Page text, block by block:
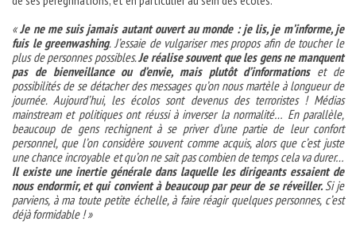
«Je ne me suis jamais autant ouvert au monde : je lis, je m’informe, je
fuis le greenwashing. J’essaie de vulgariser mes propos afin de toucher le
plus de personnes possibles.Je réalise souvent que les gens ne manquent
pas de bienveillance ou d’envie, mais plutôt d’informationset de
possibilités de se détacher des messages qu’on nous martèle à longueur de
journée. Aujourd’hui, les écolos sont devenus des terroristes ! Médias
mainstream et politiques ont réussi à inverser la normalité… En parallèle,
beaucoup de gens rechignent à se priver d’une partie de leur confort
personnel, que l’on considère souvent comme acquis, alors que c’est juste
une chance incroyable et qu’on ne sait pas combien de temps cela va durer…
Il existe une inertie générale dans laquelle les dirigeants essaient de
nous endormir, et qui convient à beaucoup par peur de se réveiller. Si je
parviens, à ma toute petite échelle, à faire réagir quelques personnes, c’est
déjà formidable ! »